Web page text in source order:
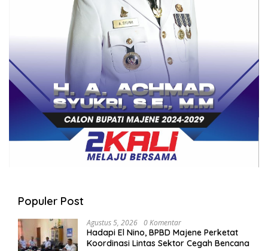
Populer Post
Agustus 5, 2026 0 Komentar
Hadapi El Nino, BPBD Majene Perketat
Koordinasi Lintas Sektor Cegah Bencana